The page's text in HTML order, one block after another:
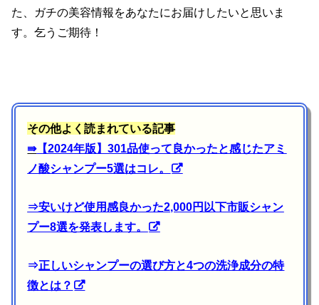
た、ガチの美容情報をあなたにお届けしたいと思いま
す。乞うご期待！
その他よく読まれている記事
⇛【2024年版】301品使って良かったと感じたアミ
ノ酸シャンプー5選はコレ。
⇒安いけど使用感良かった2,000円以下市販シャン
プー8選を発表します。
⇒正しいシャンプーの選び方と4つの洗浄成分の特
徴とは？